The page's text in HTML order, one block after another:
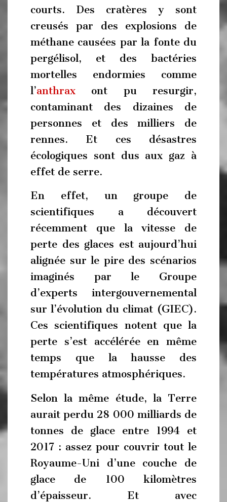
courts. Des cratères y sont
creusés par des explosions de
méthane causées par la fonte du
pergélisol, et des bactéries
mortelles endormies comme
l’anthrax ont pu resurgir,
contaminant des dizaines de
personnes et des milliers de
rennes. Et ces désastres
écologiques sont dus aux gaz à
effet de serre.
En effet, un groupe de
scientifiques a découvert
récemment que la vitesse de
perte des glaces est aujourd’hui
alignée sur le pire des scénarios
imaginés par le Groupe
d’experts intergouvernemental
sur l’évolution du climat (GIEC).
Ces scientifiques notent que la
perte s’est accélérée en même
temps que la hausse des
températures atmosphériques.
Selon la même étude, la Terre
aurait perdu 28 000 milliards de
tonnes de glace entre 1994 et
2017 : assez pour couvrir tout le
Royaume-Uni d’une couche de
glace de 100 kilomètres
d’épaisseur. Et avec